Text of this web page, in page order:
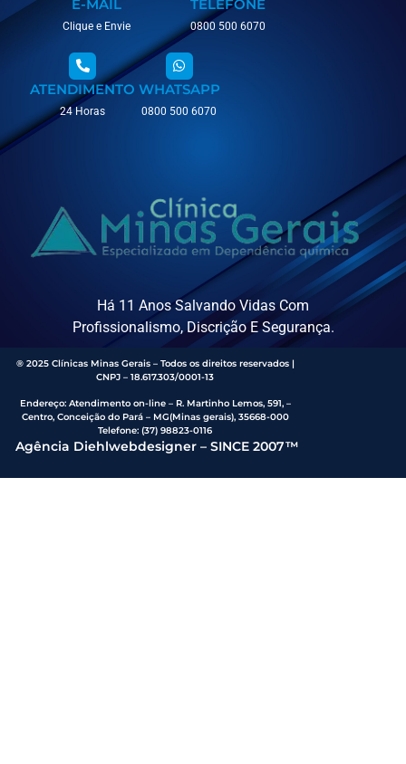
E-MAIL
Clique e Envie
TELEFONE
0800 500 6070
ATENDIMENTO
24 Horas
WHATSAPP
0800 500 6070
Há 11 Anos Salvando Vidas Com
Profissionalismo, Discrição E Segurança.
® 2025 Clínicas Minas Gerais – Todos os direitos reservados |
CNPJ – 18.617.303/0001-13
Endereço: Atendimento on-line – R. Martinho Lemos, 591, –
Centro, Conceição do Pará – MG(Minas gerais), 35668-000
Telefone:(37) 98823-0116
Agência Diehlwebdesigner – SINCE 2007™